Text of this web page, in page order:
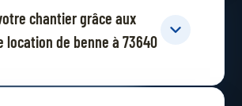
chantier grâce aux
location de benne à 73640